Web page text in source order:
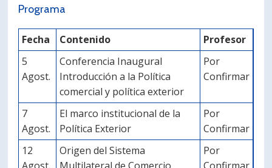
Programa
Fecha Contenido
Profesor
5
Agost.
Conferencia Inaugural
Introducción a la Política
comercial y política exterior
Por
Confirmar
7
Agost.
El marco institucional de la
Política Exterior
Por
Confirmar
12
Origen del Sistema
Por